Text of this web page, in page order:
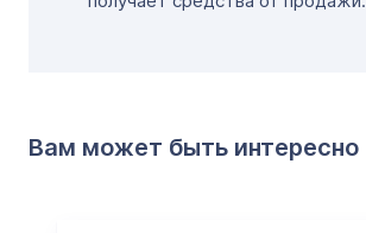
Вам может быть интересно